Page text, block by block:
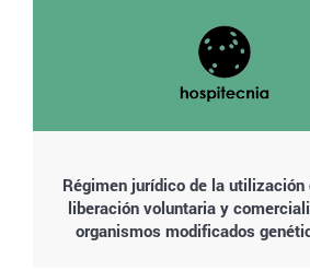
Régimen jurídico de la utilización
liberación voluntaria y
organismos modificados